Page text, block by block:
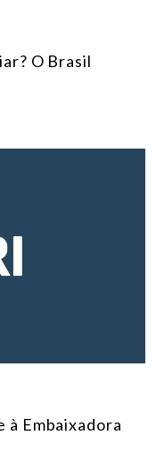
O Brasil
à Embaixadora